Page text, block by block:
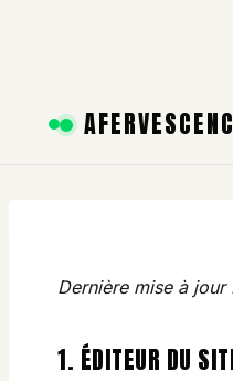
Dernière mise à
1. ÉDITEUR DU